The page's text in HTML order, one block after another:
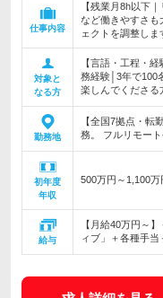
仕事内容
【残業月8h以下
など働きやすさも
ェクトを調整しま
対象と
なる方
【言語・工程・
務経験│3年で100
楽しんでくださ
勤務地
【全国7拠点・転
務。 フルリモー
初年度
年収
500万円～1,100万
給与
【月給40万円～
ィブ」＋各種手